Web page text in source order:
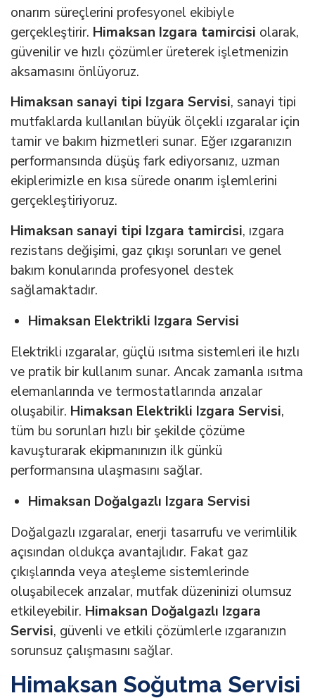
onarım süreçlerini profesyonel ekibiyle
gerçekleştirir. Himaksan Izgara tamircisi olarak,
güvenilir ve hızlı çözümler üreterek işletmenizin
aksamasını önlüyoruz.
Himaksan sanayi tipi Izgara Servisi, sanayi tipi
mutfaklarda kullanılan büyük ölçekli ızgaralar için
tamir ve bakım hizmetleri sunar. Eğer ızgaranızın
performansında düşüş fark ediyorsanız, uzman
ekiplerimizle en kısa sürede onarım işlemlerini
gerçekleştiriyoruz.
Himaksan sanayi tipi Izgara tamircisi, ızgara
rezistans değişimi, gaz çıkışı sorunları ve genel
bakım konularında profesyonel destek
sağlamaktadır.
Himaksan Elektrikli Izgara Servisi
Elektrikli ızgaralar, güçlü ısıtma sistemleri ile hızlı
ve pratik bir kullanım sunar. Ancak zamanla ısıtma
elemanlarında ve termostatlarında arızalar
oluşabilir. Himaksan Elektrikli Izgara Servisi,
tüm bu sorunları hızlı bir şekilde çözüme
kavuşturarak ekipmanınızın ilk günkü
performansına ulaşmasını sağlar.
Himaksan Doğalgazlı Izgara Servisi
Doğalgazlı ızgaralar, enerji tasarrufu ve verimlilik
açısından oldukça avantajlıdır. Fakat gaz
çıkışlarında veya ateşleme sistemlerinde
oluşabilecek arızalar, mutfak düzeninizi olumsuz
etkileyebilir. Himaksan Doğalgazlı Izgara
Servisi, güvenli ve etkili çözümlerle ızgaranızın
sorunsuz çalışmasını sağlar.
Himaksan Soğutma Servisi